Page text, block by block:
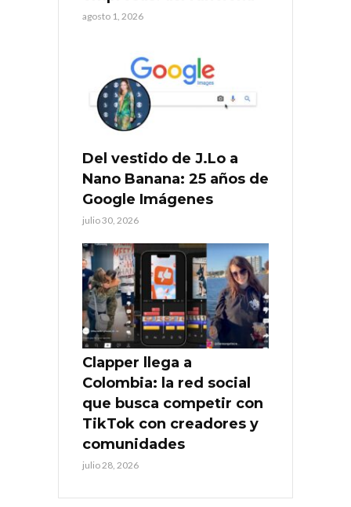
agosto 1, 2026
Del vestido de J.Lo a
Nano Banana: 25 años de
Google Imágenes
julio 30, 2026
Clapper llega a
Colombia: la red social
que busca competir con
TikTok con creadores y
comunidades
julio 28, 2026